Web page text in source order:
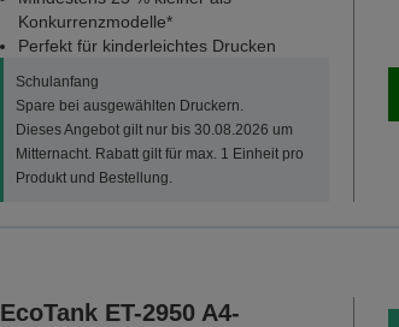
Konkurrenzmodelle*
Perfekt für kinderleichtes Drucken
Schulanfang
Spare bei ausgewählten Druckern.
Dieses Angebot gilt nur bis 30.08.2026 um
Mitternacht. Rabatt gilt für max. 1 Einheit pro
Produkt und Bestellung.
EcoTank ET-2950 A4-